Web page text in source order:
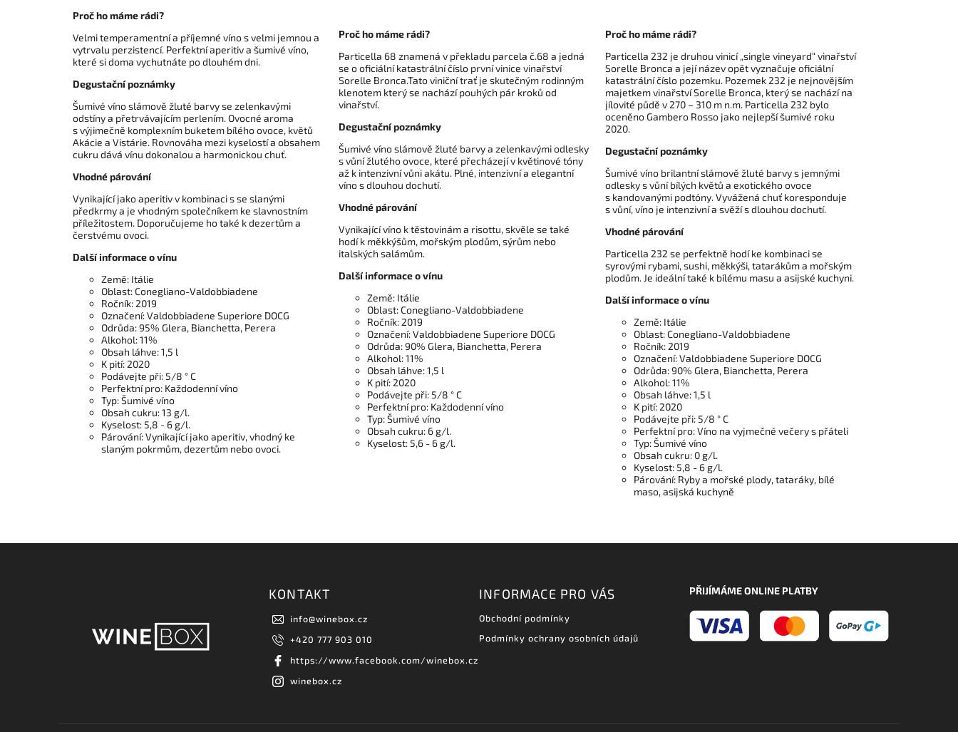
Proč ho máme rádi?
Velmi temperamentní a příjemné víno s velmi jemnou a
vytrvalu perzistencí. Perfektní aperitiv a šumivé víno,
které si doma vychutnáte po dlouhém dni.
Degustační poznámky
Šumivé víno slámově žluté barvy se zelenkavými
odstíny a přetrvávajícím perlením. Ovocné aroma
s výjimečně komplexním buketem bílého ovoce, květů
Akácie a Vistárie. Rovnováha mezi kyselostí a obsahem
cukru dává vínu dokonalou a harmonickou chuť.
Vhodné párování
Vynikající jako aperitiv v kombinaci s se slanými
předkrmy a je vhodným společníkem ke slavnostním
příležitostem. Doporučujeme ho také k dezertům a
čerstvému ovoci.
Další informace o vínu
Země: Itálie
Oblast: Conegliano-Valdobbiadene
Ročník: 2019
Označení: Valdobbiadene Superiore DOCG
Odrůda: 95% Glera, Bianchetta, Perera
Alkohol: 11%
Obsah láhve: 1,5 l
K pití: 2020
Podávejte při: 5/8 ° C
Perfektní pro: Každodenní víno
Typ: Šumivé víno
Obsah cukru: 13 g/l.
Kyselost: 5,8 - 6 g/l.
Párování: Vynikající jako aperitiv, vhodný ke
slaným pokrmům, dezertům nebo ovoci.
Proč ho máme rádi?
Particella 68 znamená v překladu parcela č.68 a jedná
se o oficiální katastrální číslo první vinice vinařství
Sorelle Bronca.Tato viniční trať je skutečným rodinným
klenotem který se nachází pouhých pár kroků od
vinařství.
Degustační poznámky
Šumivé víno slámově žluté barvy a zelenkavými odlesky
s vůní žlutého ovoce, které přecházejí v květinové tóny
až k intenzivní vůni akátu. Plné, intenzivní a elegantní
víno s dlouhou dochutí.
Vhodné párování
Vynikající víno k těstovinám a risottu, skvěle se také
hodí k měkkýšům, mořským plodům, sýrům nebo
italských salámům.
Další informace o vínu
Země: Itálie
Oblast: Conegliano-Valdobbiadene
Ročník: 2019
Označení: Valdobbiadene Superiore DOCG
Odrůda: 90% Glera, Bianchetta, Perera
Alkohol: 11%
Obsah láhve: 1,5 l
K pití: 2020
Podávejte při: 5/8 ° C
Perfektní pro: Každodenní víno
Typ: Šumivé víno
Obsah cukru: 6 g/l.
Kyselost: 5,6 - 6 g/l.
Proč ho máme rádi?
Particella 232 je druhou vinicí „single vineyard“ vinařství
Sorelle Bronca a její název opět vyznačuje oficiální
katastrální číslo pozemku. Pozemek 232 je nejnovějším
majetkem vinařství Sorelle Bronca, který se nachází na
jílovité půdě v 270 – 310 m n.m. Particella 232 bylo
oceněno Gambero Rosso jako nejlepší šumivé roku
2020.
Degustační poznámky
Šumivé víno brilantní slámově žluté barvy s jemnými
odlesky s vůní bílých květů a exotického ovoce
s kandovanými podtóny. Vyvážená chuť koresponduje
s vůní, víno je intenzivní a svěží s dlouhou dochutí.
Vhodné párování
Particella 232 se perfektně hodí ke kombinaci se
syrovými rybami, sushi, měkkýši, tatarákům a mořským
plodům. Je ideální také k bílému masu a asijské kuchyni.
Další informace o vínu
Země: Itálie
Oblast: Conegliano-Valdobbiadene
Ročník: 2019
Označení: Valdobbiadene Superiore DOCG
Odrůda: 90% Glera, Bianchetta, Perera
Alkohol: 11%
Obsah láhve: 1,5 l
K pití: 2020
Podávejte při: 5/8 ° C
Perfektní pro: Víno na vyjmečné večery s přáteli
Typ: Šumivé víno
Obsah cukru: 0 g/l.
Kyselost: 5,8 - 6 g/l.
Párování: Ryby a mořské plody, tataráky, bílé
maso, asijská kuchyně
KONTAKT
info@winebox.cz
+420 777 903 010
https://www.facebook.com/winebox.cz
winebox.cz
INFORMACE PRO VÁS
Obchodní podmínky
Podmínky ochrany osobních údajů
PŘIJÍMÁME ONLINE PLATBY